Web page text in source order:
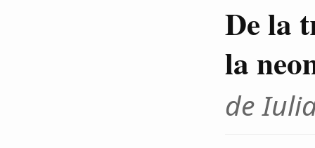
De la
la
de